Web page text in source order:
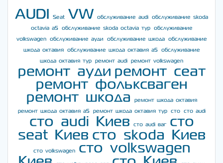
AUDI Seat VW обслуживание audi
обслуживание skoda
octavia a5
обслуживание skoda octavia тур
обслуживание
volkswagen
обслуживание ауди обслуживание шкода
обслуживание
шкода октавия
обслуживание шкода октавия а5
обслуживание
шкода октавия тур
ремонт audi ремонт volkswagen
ремонт ауди ремонт сеат
ремонт фольксваген
ремонт шкода
ремонт шкода октавия
ремонт шкода октавия а5
ремонт шкода октавия тур сто сто audi
сто audi Киев сто audi ваг
сто
seat Киев сто skoda Киев
сто volkswagen
сто volkswagen